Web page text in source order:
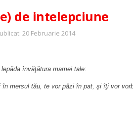
de intelepciune
20 Februarie 2014
învăţătura mamei tale:
mersul tău, te vor păzi în pat, şi îţi vor